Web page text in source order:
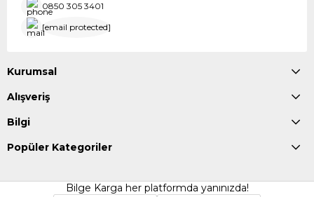
0850 305 3401
[email protected]
Kurumsal
Alışveriş
Bilgi
Popüler Kategoriler
Bilge Karga her platformda yanınızda!